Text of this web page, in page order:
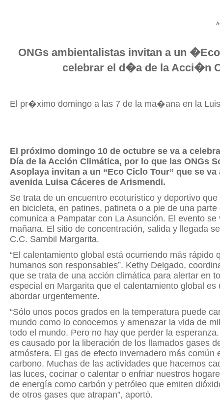
ONGs ambientalistas invitan a un
celebrar el d�a de la Acci�n
El pr�ximo domingo a las 7 de la ma�ana en la
El próximo domingo 10 de octubre se va a
Día de la Acción Climática, por lo que las ONGs
Asoplaya invitan a un “Eco Ciclo Tour” que se
avenida Luisa Cáceres de Arismendi.
Se trata de un encuentro ecoturístico y deportivo
en bicicleta, en patines, patineta o a pie de una
comunica a Pampatar con La Asunción. El evento
mañana. El sitio de concentración, salida y llegada
C.C. Sambil Margarita.
“El calentamiento global está ocurriendo más rápido
humanos son responsables”. Kethy Delgado,
que se trata de una acción climática para alertar en
especial en Margarita que el calentamiento global
abordar urgentemente.
“Sólo unos pocos grados en la temperatura puede
mundo como lo conocemos y amenazar la vida de
todo el mundo. Pero no hay que perder la
es causado por la liberación de los llamados gases
atmósfera. El gas de efecto invernadero más común
carbono. Muchas de las actividades que hacemos
las luces, cocinar o calentar o enfriar nuestros
de energía como carbón y petróleo que emiten
de otros gases que atrapan”, aportó.